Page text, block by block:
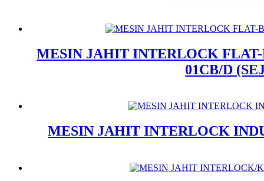
MESIN JAHIT INTERLOCK
01CB/D
MESIN JAHIT INTERLOCK